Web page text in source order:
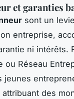
et garanties
sont un
entreprise,
ni intérêts.
ou Réseau
jeunes
des